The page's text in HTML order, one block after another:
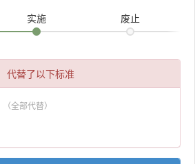
实施 废止
代替了以下标准
（全部代替）